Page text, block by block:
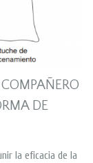
DE
la eficacia de la